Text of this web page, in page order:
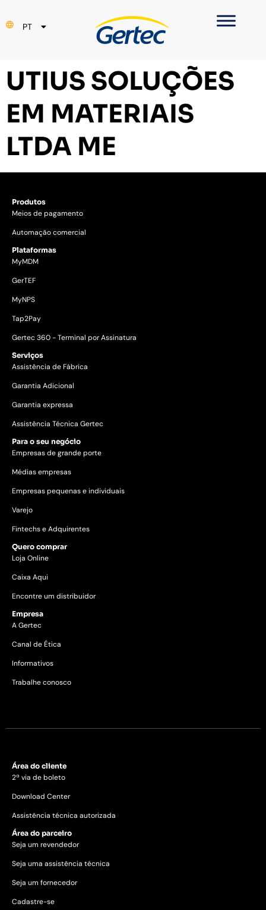
PT
ES
UTIUS SOLUÇÕES
EM MATERIAIS
LTDA ME
Produtos
Meios de pagamento
Automação comercial
Plataformas
MyMDM
GerTEF
MyNPS
Tap2Pay
Gertec 360 - Terminal por Assinatura
Serviços
Assistência de Fábrica
Garantia Adicional
Garantia expressa
Assistência Técnica Gertec
Para o seu negócio
Empresas de grande porte
Médias empresas
Empresas pequenas e individuais
Varejo
Fintechs e Adquirentes
Quero comprar
Loja Online
Caixa Aqui
Encontre um distribuidor
Empresa
A Gertec
Canal de Ética
Informativos
Trabalhe conosco
Área do cliente
2ª via de boleto
Download Center
Assistência técnica autorizada
Área do parceiro
Seja um revendedor
Seja uma assistência técnica
Seja um fornecedor
Cadastre-se